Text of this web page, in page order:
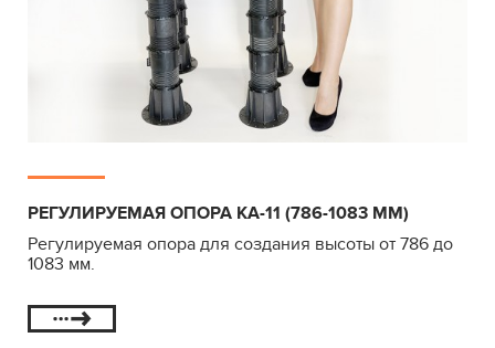
РЕГУЛИРУЕМАЯ ОПОРА КА-11 (786-1083 ММ)
Регулируемая опора для создания высоты от 786 до
1083 мм.